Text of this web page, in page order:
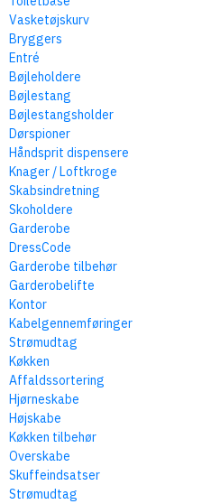
Vasketøjskurv
Bryggers
Entré
Bøjleholdere
Bøjlestang
Bøjlestangsholder
Dørspioner
Håndsprit dispensere
Knager / Loftkroge
Skabsindretning
Skoholdere
Garderobe
DressCode
Garderobe tilbehør
Garderobelifte
Kontor
Kabelgennemføringer
Strømudtag
Køkken
Affaldssortering
Hjørneskabe
Højskabe
Køkken tilbehør
Overskabe
Skuffeindsatser
Strømudtag